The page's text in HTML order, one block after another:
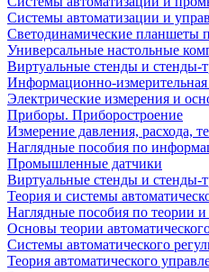
Системы автоматизации и
Светодинамические планшеты
Универсальные настольные
Виртуальные стенды и стенды-
Информационно-измерительная
Электрические измерения и
Приборы. Приборостроение
Измерение давления, расхода,
Наглядные пособия по
Промышленные датчики
Виртуальные стенды и стенды-
Теория и системы
Наглядные пособия по теории и
Основы теории
Системы автоматического
Теория автоматического